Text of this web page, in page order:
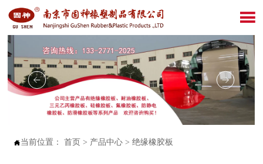

当前位置：首页 > 产品中心 >绝缘橡胶板